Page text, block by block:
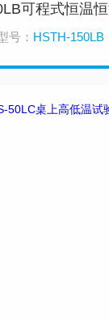
可程式恒温
号： HSTH-150LB